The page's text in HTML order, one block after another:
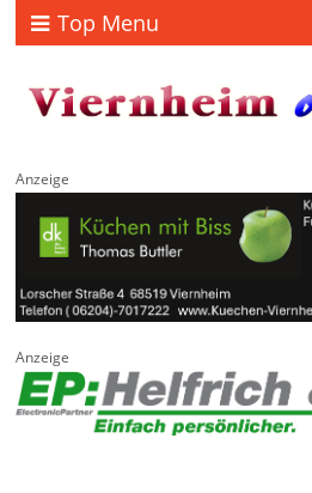
Top Menu
Anzeige
Anzeige